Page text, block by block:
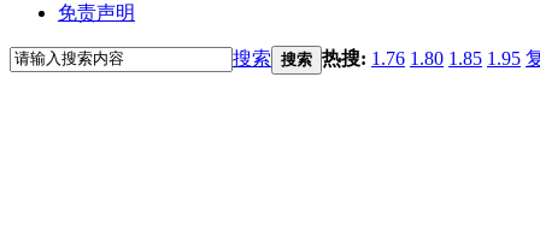
免责声明
搜索 搜索 热搜: 1.76 1.80 1.85 1.95